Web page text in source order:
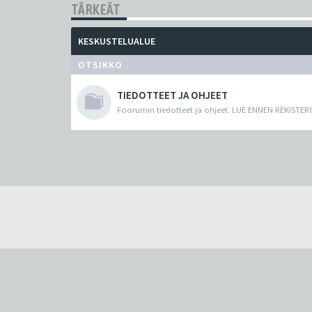
TÄRKEÄT
KESKUSTELUALUE
OTSIKKO
TIEDOTTEET JA OHJEET
Foorumin tiedotteet ja ohjeet. LUE ENNEN